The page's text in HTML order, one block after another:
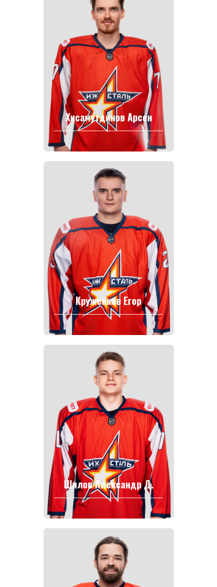
Хисамутдинов Арсен
Круженков Егор
Шилов Александр Д.